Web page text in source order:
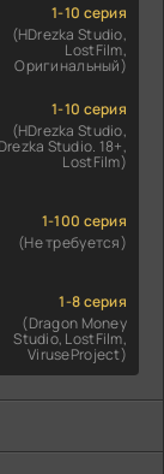
1-10 серия
(HDrezka Studio,
LostFilm,
Оригинальный)
1-10 серия
(HDrezka Studio,
Studio. 18+,
LostFilm)
1-100 серия
(Не требуется)
1-8 серия
(Dragon Money
Studio, LostFilm,
ViruseProject)